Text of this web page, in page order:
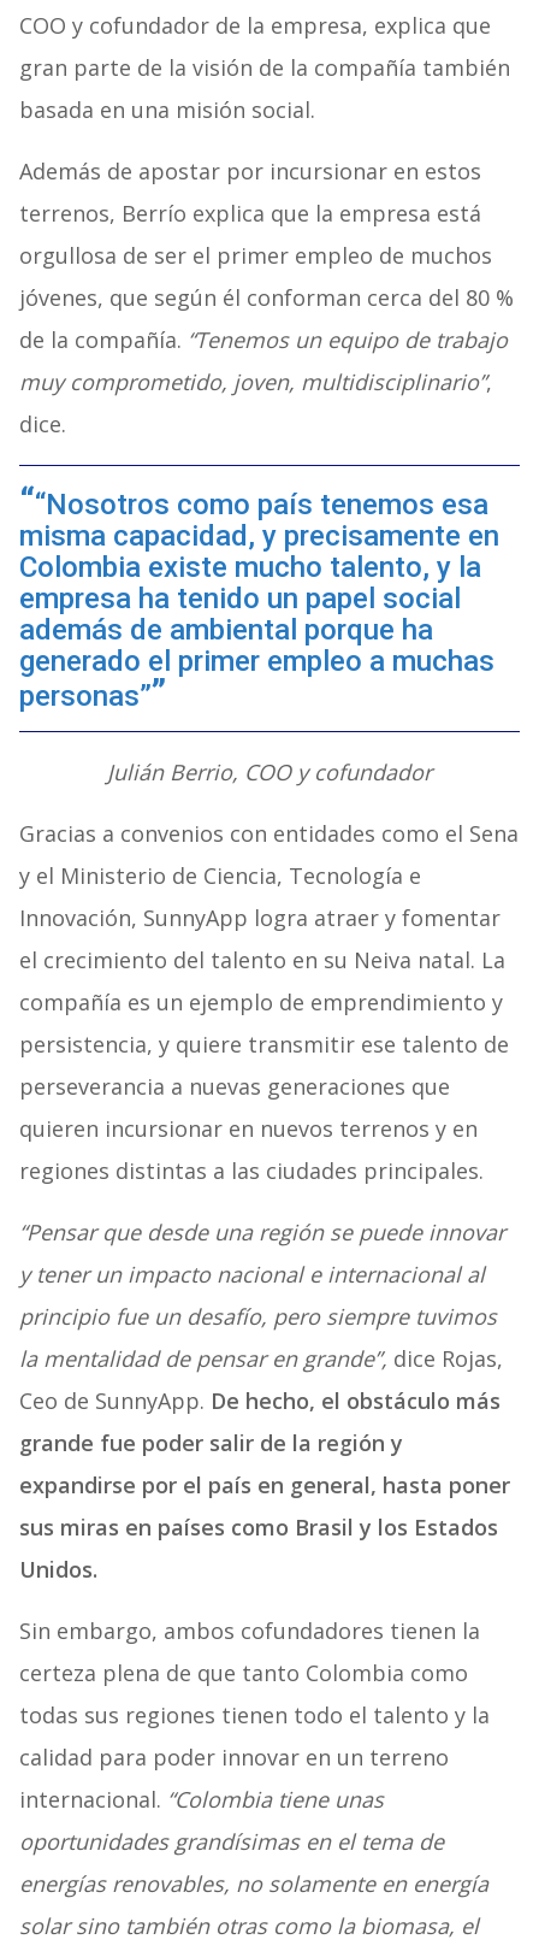
COO y cofundador de la empresa, explica que
gran parte de la visión de la compañía también
basada en una misión social.
Además de apostar por incursionar en estos
terrenos, Berrío explica que la empresa está
orgullosa de ser el primer empleo de muchos
jóvenes, que según él conforman cerca del 80 %
de la compañía. “Tenemos un equipo de trabajo
muy comprometido, joven, multidisciplinario”,
dice.
“Nosotros como país tenemos esa
misma capacidad, y precisamente en
Colombia existe mucho talento, y la
empresa ha tenido un papel social
además de ambiental porque ha
generado el primer empleo a muchas
personas”
Julián Berrio, COO y cofundador
Gracias a convenios con entidades como el Sena
y el Ministerio de Ciencia, Tecnología e
Innovación, SunnyApp logra atraer y fomentar
el crecimiento del talento en su Neiva natal. La
compañía es un ejemplo de emprendimiento y
persistencia, y quiere transmitir ese talento de
perseverancia a nuevas generaciones que
quieren incursionar en nuevos terrenos y en
regiones distintas a las ciudades principales.
“Pensar que desde una región se puede innovar
y tener un impacto nacional e internacional al
principio fue un desafío, pero siempre tuvimos
la mentalidad de pensar en grande”, dice Rojas,
Ceo de SunnyApp. De hecho, el obstáculo más
grande fue poder salir de la región y
expandirse por el país en general, hasta poner
sus miras en países como Brasil y los Estados
Unidos.
Sin embargo, ambos cofundadores tienen la
certeza plena de que tanto Colombia como
todas sus regiones tienen todo el talento y la
calidad para poder innovar en un terreno
internacional. “Colombia tiene unas
oportunidades grandísimas en el tema de
energías renovables, no solamente en energía
solar sino también otras como la biomasa, el